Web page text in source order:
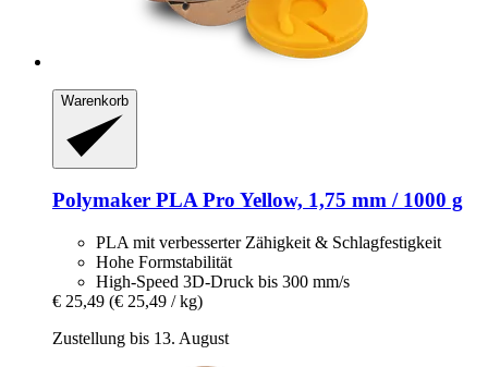
Warenkorb
Polymaker PLA Pro Yellow, 1,75 mm / 1000 g
PLA mit verbesserter Zähigkeit & Schlagfestigkeit
Hohe Formstabilität
High-Speed 3D-Druck bis 300 mm/s
€ 25,49 (€ 25,49 / kg)
Zustellung bis 13. August